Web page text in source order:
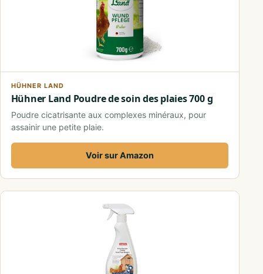
HÜHNER LAND
Hühner Land Poudre de soin des plaies 700 g
Poudre cicatrisante aux complexes minéraux, pour
assainir une petite plaie.
Voir sur Amazon